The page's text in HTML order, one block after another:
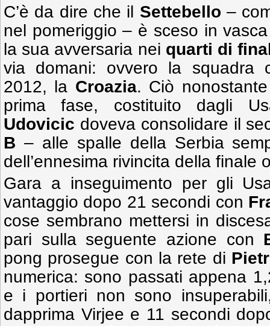
C’è da dire che il Settebello –
nel pomeriggio – è sceso in
la sua avversaria nei quarti di
via domani: ovvero la squadra
2012, la Croazia. Ciò
prima fase, costituito dagli
Udovicic doveva consolidare il
B – alle spalle della Serbia
dell’ennesima rivincita della finale
Gara a inseguimento per gli
vantaggio dopo 21 secondi con
cose sembrano mettersi in
pari sulla seguente azione con
pong prosegue con la rete di
numerica: sono passati appena
e i portieri non sono
dapprima Virjee e 11 secondi